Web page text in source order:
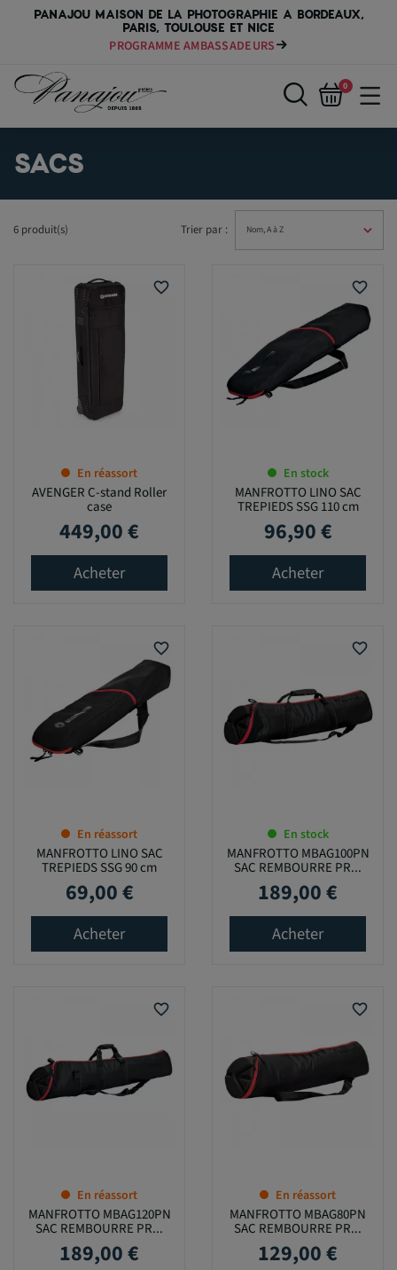
PANAJOU MAISON DE LA PHOTOGRAPHIE A BORDEAUX,
PARIS, TOULOUSE ET NICE
PROGRAMME AMBASSADEURS
0
SACS
6 produit(s) Trier par :
favorite_border
En réassort
AVENGER C-stand Roller
case
Prix
449,00 €
Acheter
favorite_border
En stock
MANFROTTO LINO SAC
TREPIEDS SSG 110 cm
Prix
96,90 €
Acheter
favorite_border
En réassort
MANFROTTO LINO SAC
TREPIEDS SSG 90 cm
Prix
69,00 €
Acheter
favorite_border
En stock
MANFROTTO MBAG100PN
SAC REMBOURRE PR...
Prix
189,00 €
Acheter
favorite_border
En réassort
MANFROTTO MBAG120PN
SAC REMBOURRE PR...
Prix
189,00 €
favorite_border
En réassort
MANFROTTO MBAG80PN
SAC REMBOURRE PR...
Prix
129,00 €